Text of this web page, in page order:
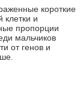
короткие
клетки и
пропорции
мальчиков
от генов и